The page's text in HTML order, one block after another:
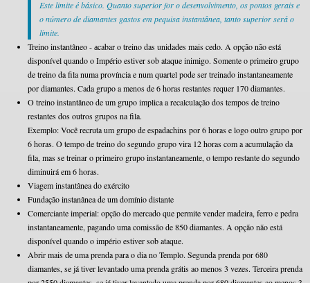
Este limite é básico. Quanto superior for o desenvolvimento, os pontos gerais e
o número de diamantes gastos em pequisa instantânea, tanto superior será o
limite.
Treino instantâneo - аcabar o treino das unidades mais cedo. A opção não está
disponível quando o Império estiver sob ataque inimigo. Somente o primeiro grupo
de treino da fila numa província e num quartel pode ser treinado instantaneamente
por diamantes. Cada grupo a menos de 6 horas restantes requer 170 diamantes.
O treino instantâneo de um grupo implica a recalculação dos tempos de treino
restantes dos outros grupos na fila.
Exemplo: Você recruta um grupo de espadachins por 6 horas e logo outro grupo por
6 horas. O tempo de treino do segundo grupo vira 12 horas com a acumulação da
fila, mas se treinar o primeiro grupo instantaneamente, o tempo restante do segundo
diminuirá em 6 horas.
Viagem instantânea do exército
Fundação instanânea de um domínio distante
Comerciante imperial: opção do mercado que permite vender madeira, ferro e pedra
instantaneamente, pagando uma comissão de 850 diamantes. A opção não está
disponível quando o império estiver sob ataque.
Abrir mais de uma prenda para o dia no Templo. Segunda prenda por 680
diamantes, se já tiver levantado uma prenda grátis ao menos 3 vezes. Terceira prenda